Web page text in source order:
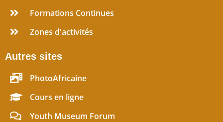
Formations Continues
Zones d'activités
Autres sites
PhotoAfricaine
Cours en ligne
Youth Museum Forum